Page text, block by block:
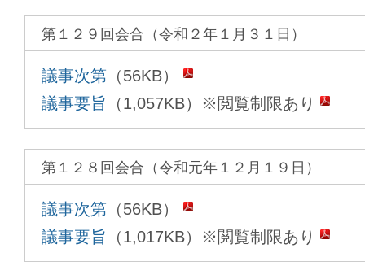
第１２９回会合（令和２年１月３１日）
議事次第 （56KB）
議事要旨 （1,057KB）※閲覧制限あり
第１２８回会合（令和元年１２月１９日）
議事次第 （56KB）
議事要旨 （1,017KB）※閲覧制限あり